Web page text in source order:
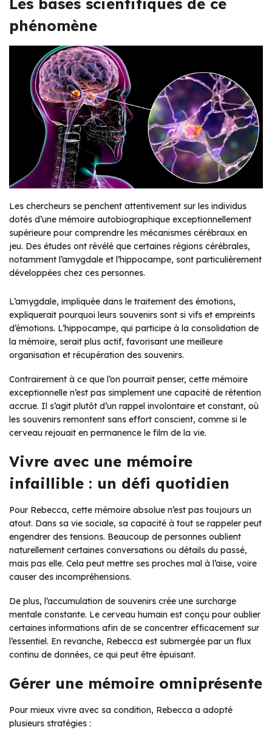
Les bases scientifiques de ce
phénomène
Les chercheurs se penchent attentivement sur les individus
dotés d’une mémoire autobiographique exceptionnellement
supérieure pour comprendre les mécanismes cérébraux en
jeu. Des études ont révélé que certaines régions cérébrales,
notamment l’amygdale et l’hippocampe, sont particulièrement
développées chez ces personnes.
L’amygdale, impliquée dans le traitement des émotions,
expliquerait pourquoi leurs souvenirs sont si vifs et empreints
d’émotions. L’hippocampe, qui participe à la consolidation de
la mémoire, serait plus actif, favorisant une meilleure
organisation et récupération des souvenirs.
Contrairement à ce que l’on pourrait penser, cette mémoire
exceptionnelle n’est pas simplement une capacité de rétention
accrue. Il s’agit plutôt d’un rappel involontaire et constant, où
les souvenirs remontent sans effort conscient, comme si le
cerveau rejouait en permanence le film de la vie.
Vivre avec une mémoire
infaillible : un défi quotidien
Pour Rebecca, cette mémoire absolue n’est pas toujours un
atout. Dans sa vie sociale, sa capacité à tout se rappeler peut
engendrer des tensions. Beaucoup de personnes oublient
naturellement certaines conversations ou détails du passé,
mais pas elle. Cela peut mettre ses proches mal à l’aise, voire
causer des incompréhensions.
De plus, l’accumulation de souvenirs crée une surcharge
mentale constante. Le cerveau humain est conçu pour oublier
certaines informations afin de se concentrer efficacement sur
l’essentiel. En revanche, Rebecca est submergée par un flux
continu de données, ce qui peut être épuisant.
Gérer une mémoire omniprésente
Pour mieux vivre avec sa condition, Rebecca a adopté
plusieurs stratégies :